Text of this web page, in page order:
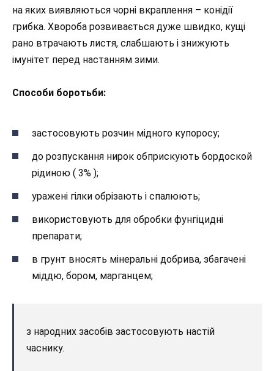
на яких виявляються чорні вкраплення – конідії
грибка. Хвороба розвивається дуже швидко, кущі
рано втрачають листя, слабшають і знижують
імунітет перед настанням зими.
Способи боротьби:
застосовують розчин мідного купоросу;
до розпускання нирок обприскують бордоской
рідиною ( 3% );
уражені гілки обрізають і спалюють;
використовують для обробки фунгіцидні
препарати;
в грунт вносять мінеральні добрива, збагачені
міддю, бором, марганцем;
з народних засобів застосовують настій
часнику.